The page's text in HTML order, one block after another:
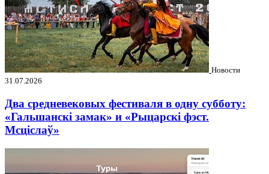
Новости
31.07.2026
Два средневековых фестиваля в одну субботу:
«Гальшанскі замак» и «Рыцарскі фэст.
Мсціслаў»